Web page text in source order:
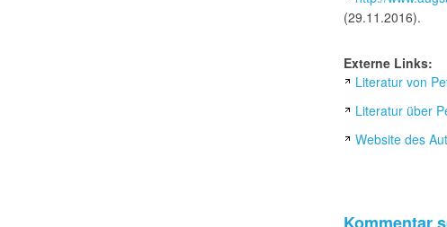
(29.11.2016).
Externe Links:
Literatur von
Literatur über
Website des